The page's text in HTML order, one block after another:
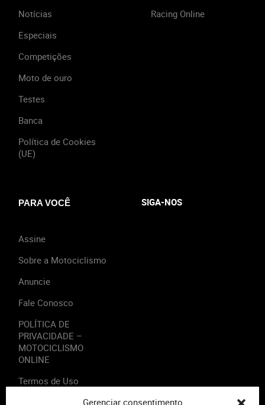
Gerenciar consentimento
Notícias
Especiais
Competições
Moto de ouro
Testes
Banca
Política de Cookies
(UE)
Racing Online
PARA VOCÊ
Assine
Sobre a Motociclismo
Anuncie
Fale Conosco
POLÍTICA DE
PRIVACIDADE –
MOTOCICLISMO
ONLINE
Termos de Uso
SIGA-NOS